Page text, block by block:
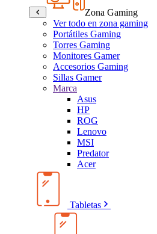
Zona Gaming
Ver todo en zona gaming
Portátiles Gaming
Torres Gaming
Monitores Gamer
Accesorios Gaming
Sillas Gamer
Marca
Asus
HP
ROG
Lenovo
MSI
Predator
Acer
Tabletas